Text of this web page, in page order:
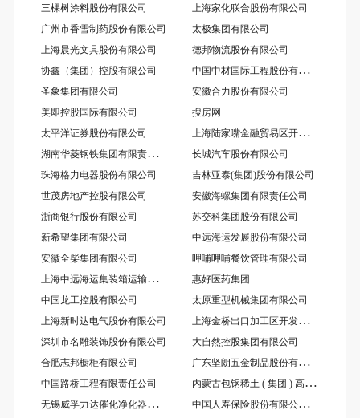
三棵树涂料股份有限公司
上海家化联合股份有限公司
广州市香雪制药股份有限公司
太极集团有限公司
上海晨光文具股份有限公司
德邦物流股份有限公司
协鑫（集团）控股有限公司
中
国中材国际工程股份有限公司
圣象集团有限公司
安徽合力股份有限公司
美即控股国际有限公司
搜房网
太平洋证券股份有限公司
上
海陆家嘴金融贸易区开发股份有限公司
湖
南华菱钢铁集团有限责任公司
长城汽车股份有限公司
珠海格力电器股份有限公司
吉林亚泰(集团)股份有限公司
世茂房地产控股有限公司
安徽海螺集团有限责任公司
浙商银行股份有限公司
苏交科集团股份有限公司
新希望集团有限公司
中远海运发展股份有限公司
安徽全柴集团有限公司
呷哺呷哺餐饮管理有限公司
上
海中远海运集装箱运输有限公司
惠好医药集团
中国龙工控股有限公司
太原重型机械集团有限公司
上海新时达电气股份有限公司
上
海金桥出口加工区开发股份有限公司
深圳市名雕装饰股份有限公司
大自然控股集团有限公司
合肥志邦橱柜有限公司
广
东坚朗五金制品股份有限公司
中国路桥工程有限责任公司 内
蒙古包钢稀土 ( 集团 ) 高科技股份有限公司
无
锡威孚力达催化净化器有限责任公司 中
国人寿保险股份有限公司江苏省分公司